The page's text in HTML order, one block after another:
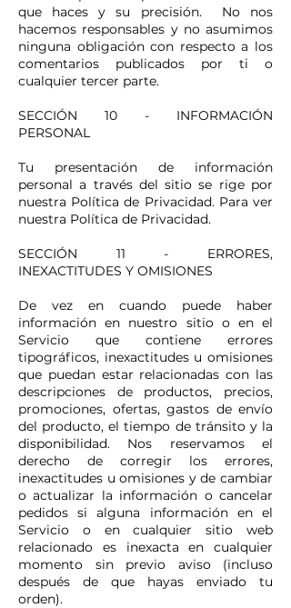
que haces y su precisión. No nos
hacemos responsables y no asumimos
ninguna obligación con respecto a los
comentarios publicados por ti o
cualquier tercer parte.
SECCIÓN 10 - INFORMACIÓN
PERSONAL
Tu presentación de información
personal a través del sitio se rige por
nuestra Política de Privacidad. Para ver
nuestra Política de Privacidad.
SECCIÓN 11 - ERRORES,
INEXACTITUDES Y OMISIONES
De vez en cuando puede haber
información en nuestro sitio o en el
Servicio que contiene errores
tipográficos, inexactitudes u omisiones
que puedan estar relacionadas con las
descripciones de productos, precios,
promociones, ofertas, gastos de envío
del producto, el tiempo de tránsito y la
disponibilidad. Nos reservamos el
derecho de corregir los errores,
inexactitudes u omisiones y de cambiar
o actualizar la información o cancelar
pedidos si alguna información en el
Servicio o en cualquier sitio web
relacionado es inexacta en cualquier
momento sin previo aviso (incluso
después de que hayas enviado tu
orden).